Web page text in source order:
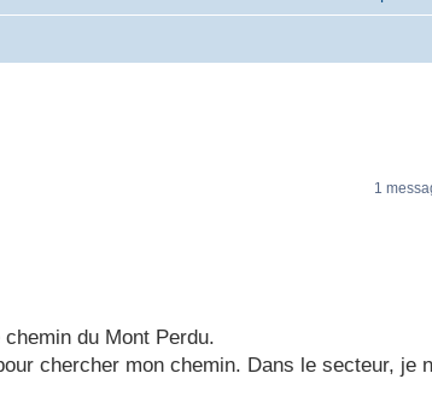
1
du Mont Perdu.
chercher mon chemin. Dans le secteur, je